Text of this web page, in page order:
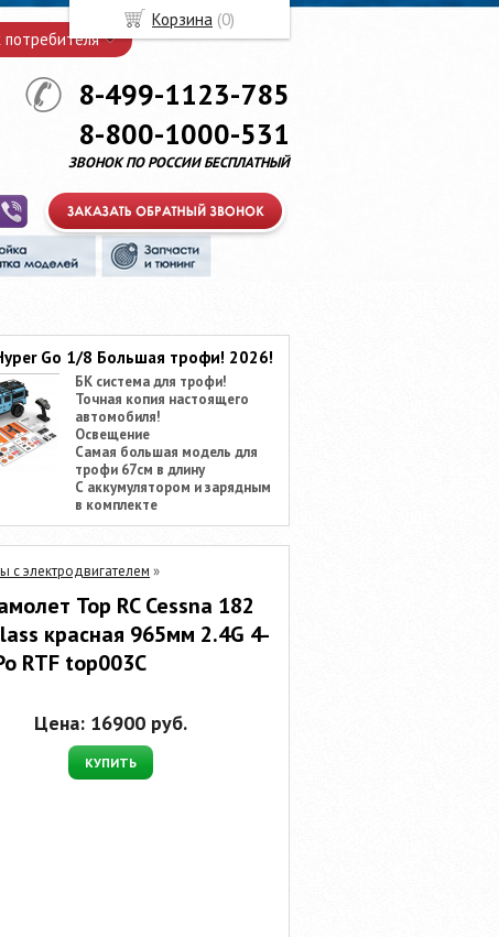
потребителя
8-499-1123-785
8-800-1000-531
ЗВОНОК ПО РОССИИ БЕСПЛАТНЫЙ
Go 1/8 Большая трофи! 2026!
БК система для трофи!
Точная копия настоящего
автомобиля!
Освещение
Самая большая модель для
трофи 67см в длину
С аккумулятором и зарядным
в комплекте
с электродвигателем »
Top RC Cessna 182
красная 965мм 2.4G 4-
RTF top003C
Цена: 16900руб.
КУПИТЬ
Корзина (0)